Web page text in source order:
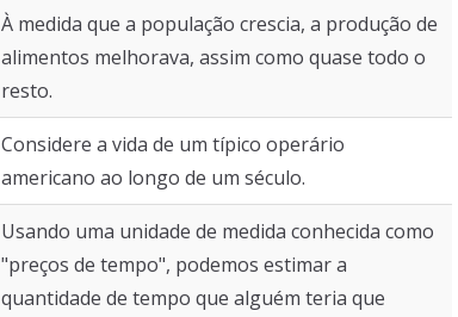
À medida que a população crescia, a produção de
alimentos melhorava, assim como quase todo o
resto.
Considere a vida de um típico operário
americano ao longo de um século.
Usando uma unidade de medida conhecida como
"preços de tempo", podemos estimar a
quantidade de tempo que alguém teria que